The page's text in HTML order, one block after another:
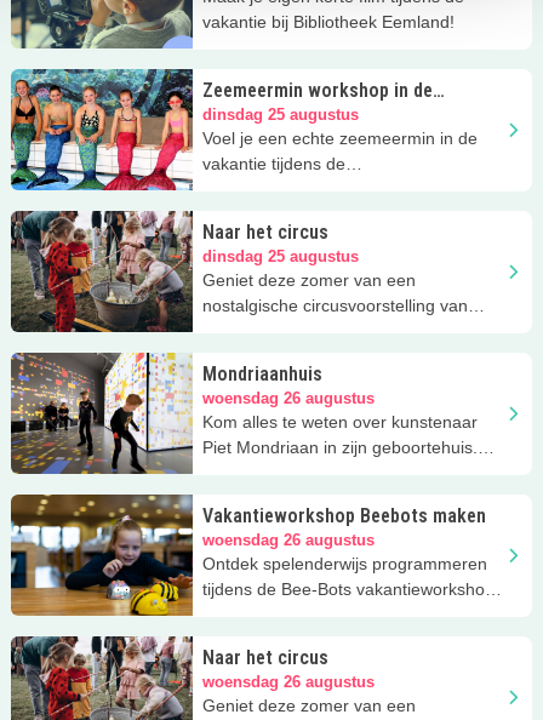
vakantie bij Bibliotheek Eemland!
Zeemeermin workshop in de
vakantie
dinsdag 25 augustus
Voel je een echte zeemeermin in de
vakantie tijdens de
Naar het circus
dinsdag 25 augustus
Geniet deze zomer van een
nostalgische circusvoorstelling van
Mondriaanhuis
woensdag 26 augustus
Kom alles te weten over kunstenaar
Piet Mondriaan in zijn geboortehuis.
Vakantieworkshop Beebots maken
woensdag 26 augustus
Ontdek spelenderwijs programmeren
tijdens de Bee-Bots vakantieworkshop
Naar het circus
woensdag 26 augustus
Geniet deze zomer van een